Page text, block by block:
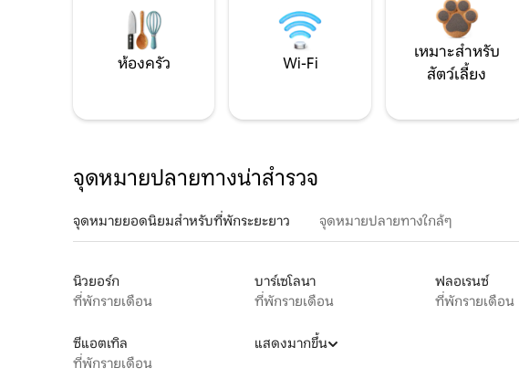
ห้องครัว Wi-Fi
เหมาะสำหรับ
สัตว์เลี้ยง
จุดหมายปลายทางน่าสำรวจ
จุดหมายยอดนิยมสำหรับที่พักระยะยาว จุดหมายปลายทางใกล้ๆ
นิวยอร์ก
ที่พักรายเดือน
บาร์เซโลนา
ที่พักรายเดือน
ฟลอเรนซ์
ที่พักรายเดือน
ซีแอตเทิล
ที่พักรายเดือน
แสดงมากขึ้น